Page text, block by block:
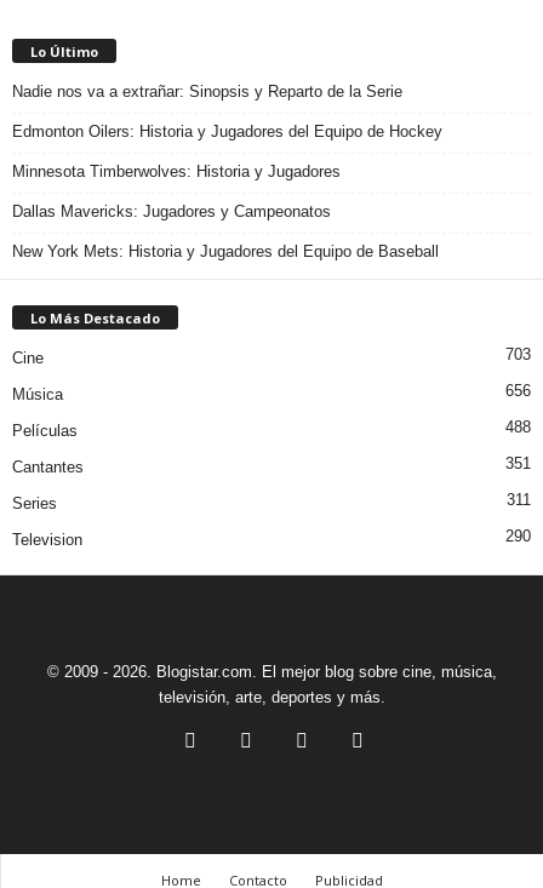
Lo Último
Nadie nos va a extrañar: Sinopsis y Reparto de la Serie
Edmonton Oilers: Historia y Jugadores del Equipo de Hockey
Minnesota Timberwolves: Historia y Jugadores
Dallas Mavericks: Jugadores y Campeonatos
New York Mets: Historia y Jugadores del Equipo de Baseball
Lo Más Destacado
Cine 703
Música 656
Películas 488
Cantantes 351
Series 311
Television 290
© 2009 - 2026. Blogistar.com. El mejor blog sobre cine, música,
televisión, arte, deportes y más.
Home Contacto Publicidad